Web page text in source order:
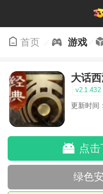
首页 游戏
大话
v2.1.432
更新时间
点
绿色